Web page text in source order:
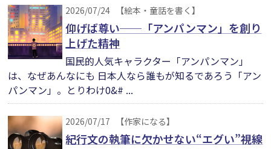
2026/07/24 【絵本・童話を書く】
仰げば尊い──「アンパンマン」を創り
上げた精神
国民的人気キャラクター「アンパンマン」
は、なぜあんなにも 日本人なら誰もが知るであろう「アン
パンマン」。とりわけ0&# ...
2026/07/17 【作家になる】
紀行文の執筆に欠かせない“エグい”視線